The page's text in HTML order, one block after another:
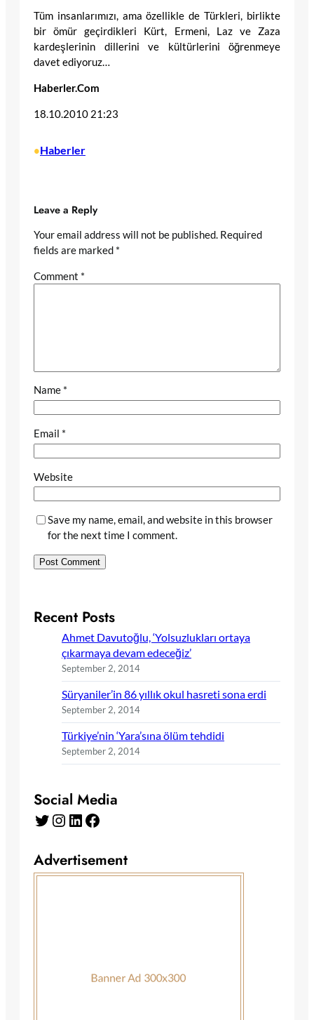
Tüm insanlarımızı, ama özellikle de Türkleri, birlikte
bir ömür geçirdikleri Kürt, Ermeni, Laz ve Zaza
kardeşlerinin dillerini ve kültürlerini öğrenmeye
davet ediyoruz…
Haberler.Com
18.10.2010 21:23
•Haberler
Leave a Reply
Your email address will not be published. Required
fields are marked *
Comment *
Name *
Email *
Website
Save my name, email, and website in this browser
for the next time I comment.
Recent Posts
Ahmet Davutoğlu, ‘Yolsuzlukları ortaya
çıkarmaya devam edeceğiz’
September 2, 2014
Süryaniler’in 86 yıllık okul hasreti sona erdi
September 2, 2014
Türkiye’nin ‘Yara’sına ölüm tehdidi
September 2, 2014
Social Media
Twitter Instagram LinkedIn Facebook
Advertisement